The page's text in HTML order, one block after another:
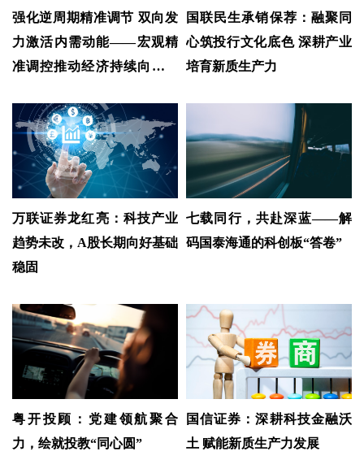
强化逆周期精准调节 双向发
力激活内需动能——宏观精
准调控推动经济持续向优向
国联民生承销保荐：融聚同
心筑投行文化底色 深耕产业
培育新质生产力
万联证券龙红亮：科技产业
趋势未改，A股长期向好基础
稳固
七载同行，共赴深蓝——解
码国泰海通的科创板“答卷”
粤开投顾：党建领航聚合
力，绘就投教“同心圆”
国信证券：深耕科技金融沃
土 赋能新质生产力发展